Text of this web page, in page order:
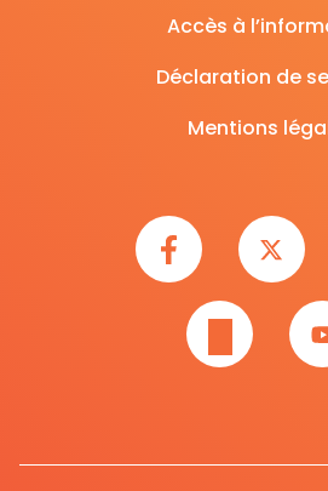
Accès à
Déclaration de
Mentions